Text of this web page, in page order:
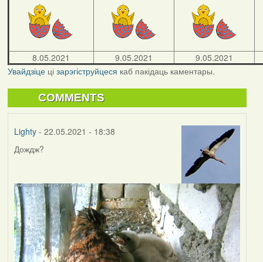
8.05.2021 9.05.2021
9.05.2021
Увайдзіцеці зарэгіструйцеся каб пакідаць каментары.
COMMENTS
Lighty- 22.05.2021 - 18:38
Дождж?